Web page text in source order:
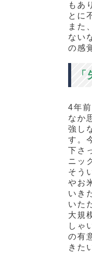
もあ
とに
また
ない
の感
4年
なか
強し
す。
下さ
ニッ
そう
やお
いき
いた
大規
しゃ
の有
きた